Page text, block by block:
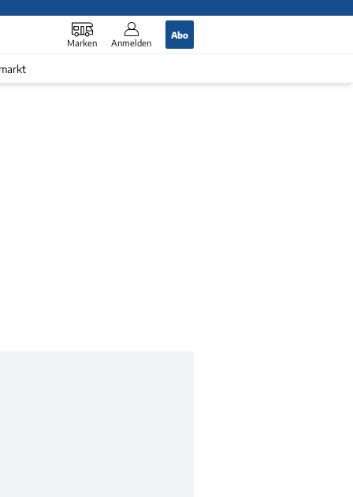
Marken Anmelden
Abo